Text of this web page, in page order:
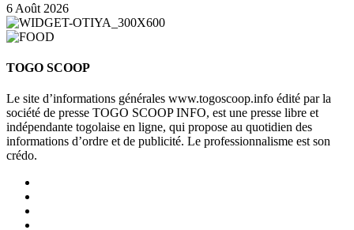
6 Août 2026
TOGO SCOOP
Le site d’informations générales www.togoscoop.info édité par la
société de presse TOGO SCOOP INFO, est une presse libre et
indépendante togolaise en ligne, qui propose au quotidien des
informations d’ordre et de publicité. Le professionnalisme est son
crédo.